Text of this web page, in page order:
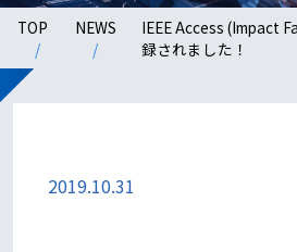
TOP NEWS
IEEE Access (Impact
録されました！
2019.10.31